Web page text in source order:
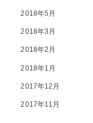
2018年5月
2018年3月
2018年2月
2018年1月
2017年12月
2017年11月